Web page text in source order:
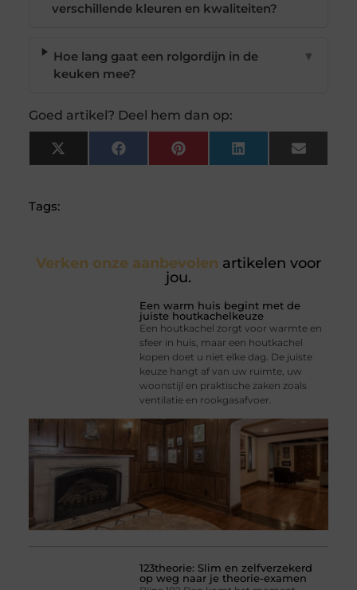
verschillende kleuren en kwaliteiten?
Hoe lang gaat een rolgordijn in de
keuken mee?
▼
Goed artikel? Deel hem dan op:
X
(Twitter)
FacebookPinterest LinkedIn Email
Tags:
Verken onze aanbevolen artikelen voor
jou.
Een warm huis begint met de
juiste houtkachelkeuze
Een houtkachel zorgt voor warmte en
sfeer in huis, maar een houtkachel
kopen doet u niet elke dag. De juiste
keuze hangt af van uw ruimte, uw
woonstijl en praktische zaken zoals
ventilatie en rookgasafvoer.
123theorie: Slim en zelfverzekerd
op weg naar je theorie-examen